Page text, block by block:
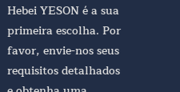
Hebei YESON é a sua
primeira escolha. Por
favor, envie-nos seus
requisitos detalhados